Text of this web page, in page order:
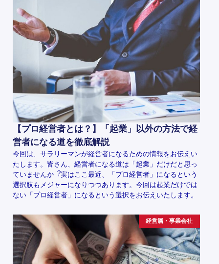
【プロ経営者とは？】「起業」以外の方法で経
営者になる道を徹底解説
今回は、サラリーマンが経営者になるための情報をお伝えい
たします。皆さん、経営者になる道は「起業」だけだと思っ
ていませんか︖実はここ最近、「プロ経営者」になるという
選択肢もメジャーになりつつあります。今回は起業だけでは
ない「プロ経営者」になるという選択をお伝えいたします。
経営層・事業会社